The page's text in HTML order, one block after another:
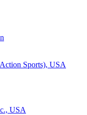
Sports), USA
USA